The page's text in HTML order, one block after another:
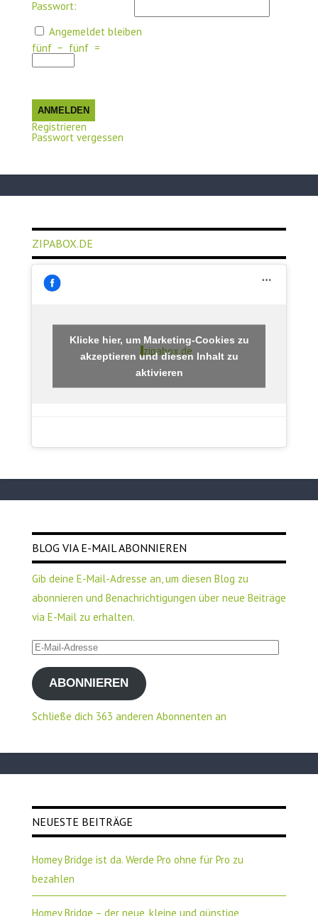
Passwort:
Angemeldet bleiben
fünf − fünf =
ANMELDEN
Registrieren
Passwort vergessen
ZIPABOX.DE
zipabox.de
Klicke hier, um Marketing-Cookies zu
akzeptieren und diesen Inhalt zu
aktivieren
BLOG VIA E-MAIL ABONNIEREN
Gib deine E-Mail-Adresse an, um diesen Blog zu
abonnieren und Benachrichtigungen über neue Beiträge
via E-Mail zu erhalten.
E-
Mail-
AdresseABONNIEREN
Schließe dich 363 anderen Abonnenten an
NEUESTE BEITRÄGE
Homey Bridge ist da. Werde Pro ohne für Pro zu
bezahlen
Homey Bridge – der neue, kleine und günstige